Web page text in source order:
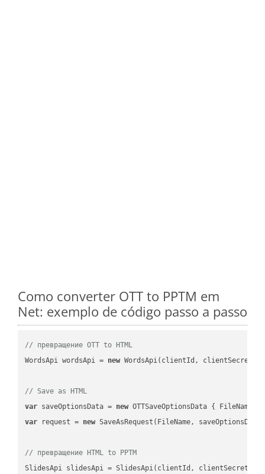
Como converter OTT to PPTM em
Net: exemplo de código passo a passo
// превращение OTT to HTML
WordsApi wordsApi = new WordsApi(clientId, clientSecret);
// Save as HTML
var saveOptionsData = new OTTSaveOptionsData { FileName =
var request = new SaveAsRequest(FileName,
// превращение HTML to PPTM
SlidesApi slidesApi = SlidesApi(clientId, clientSecret);